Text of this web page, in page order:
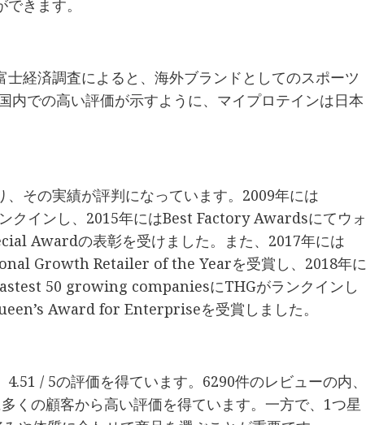
きます。
経済調査によると、海外ブランドとしてのスポーツ
内での高い評価が示すように、マイプロテインは日本
その実績が評判になっています。2009年には
インし、2015年にはBest Factory Awardsにてウォ
Awardの表彰を受けました。また、2017年には
Growth Retailer of the Yearを受賞し、2018年に
50 growing companiesにTHGがランクインし
Award for Enterpriseを受賞しました。
/ 5の評価を得ています。6290件のレビューの内、
くの顧客から高い評価を得ています。一方で、1つ星